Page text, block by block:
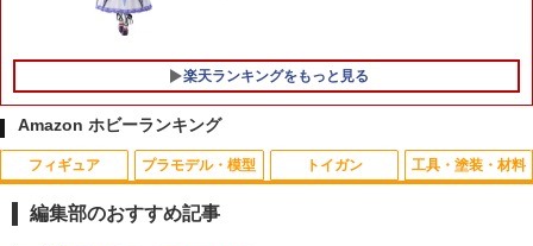
楽天ランキングをもっと見る
1
ミニポーチ［戦人 senjin 迷彩 camo カ
モ カモフラージュ サバゲー アウトドア
バッグ バック 小物入れ ポーチ MOLLE
1
タカラトミー ドリームトミカ SP トイ・
ストーリー 30周年 バズ・ライトイヤー
NINJA ver．
Amazon ホビーランキング
フィギュア プラモデル・模型 トイガン 工具・塗装・材料
編集部のおすすめ記事